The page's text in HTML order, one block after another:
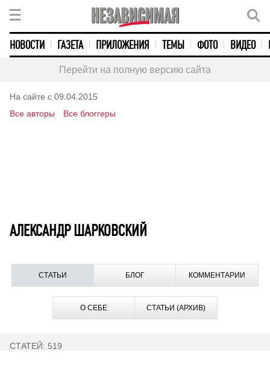
НОВОСТИ ГАЗЕТА ПРИЛОЖЕНИЯ ТЕМЫ ФОТО ВИДЕО
Перейти на полную версию сайта
На сайте с 09.04.2015
Все авторы
Все блоггеры
АЛЕКСАНДР ШАРКОВСКИЙ
СТАТЬИ БЛОГ КОММЕНТАРИИ
О СЕБЕ СТАТЬИ (АРХИВ)
СТАТЕЙ: 519